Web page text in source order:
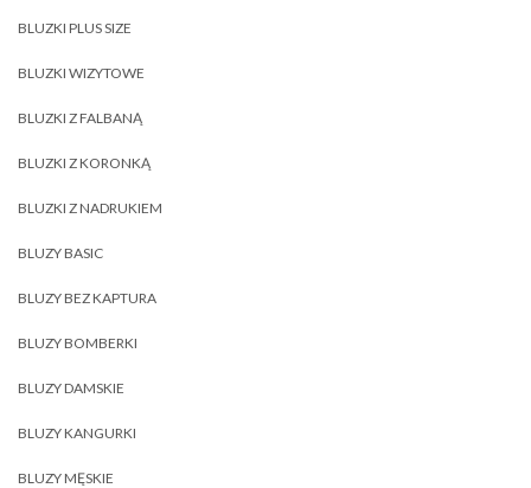
BLUZKI PLUS SIZE
BLUZKI WIZYTOWE
BLUZKI Z FALBANĄ
BLUZKI Z KORONKĄ
BLUZKI Z NADRUKIEM
BLUZY BASIC
BLUZY BEZ KAPTURA
BLUZY BOMBERKI
BLUZY DAMSKIE
BLUZY KANGURKI
BLUZY MĘSKIE